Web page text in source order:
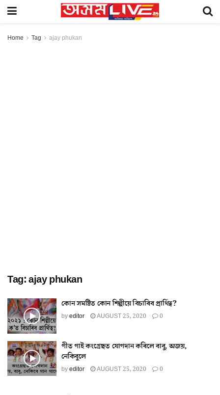
Home Tag ajay phukan
Tag:ajay phukan
কোন সমষ্টিত কোন শিল্পীয়ে বিচাৰিব প্ৰাৰ্থিত্ব?
byeditor AUGUST 25, 2020 0
গীত গাই কংগ্ৰেছত যোগদান কৰিলে বাবু, অজয়,
নেকিবুলে
byeditor AUGUST 25, 2020 0